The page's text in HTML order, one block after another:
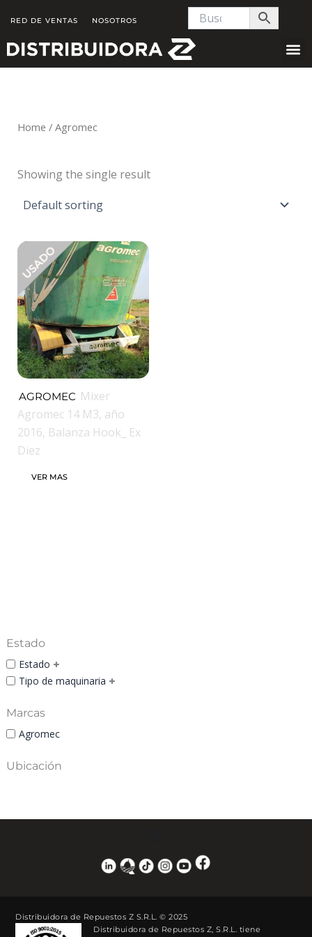
content
RED DE VENTAS NOSOTROS
Estado
Estado
Tipo de maquinaria
Marcas
Agromec
Ubicación
Home / Agromec
Showing the single result
AGROMEC Mixer
Agromec 14 M3, año
2016, Balanza Hook_ Ex
Diez
VER MAS
Distribuidora de Repuestos Z S.R.L. © 2025
Distribuidora de Repuestos Z, S.R.L. tiene